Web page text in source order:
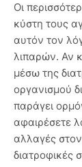
Οι
κύστη τους
αυτόν τον
λιπαρών. Αν
μέσω της
οργανισμού
παράγει
αφαιρέσετε
αλλαγές
διατροφικές